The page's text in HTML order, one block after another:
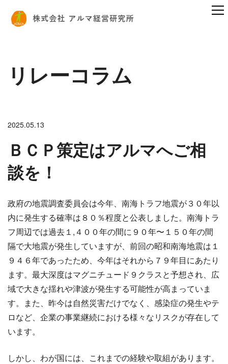
リレーコラム
2025.05.13
ＢＣＰ策定はアルマへご相
談を！
政府の地震調査委員会は今年、南海トラフ地震が３０年以
内に発生する確率は８０％程度と公表しました。南海トラ
フ周辺では過去１,４００年の間に９０年〜１５０年の間
隔で大地震が発生していますが、前回の昭和南海地震は１
９４６年であったため、今年はそれから７９年目にあたり
ます。最大深度はマグニチュード９クラスと予想され、広
域で大きな揺れや津波が発生する可能性が高まっていま
す。また、昨今は自然災害だけでなく、感染症の発生やテ
ロなど、企業の事業継続における様々なリスクが存在して
います。
しかし、わが国には、これまでの経験や取組があります。